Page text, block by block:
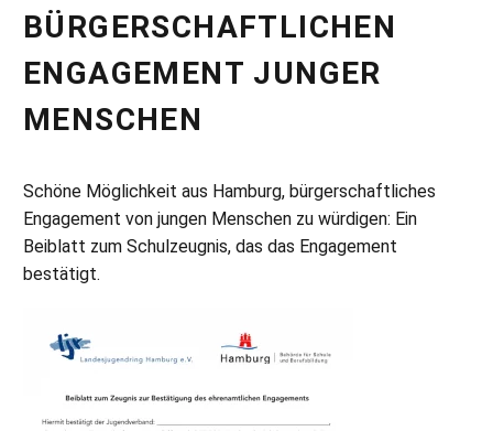
BÜRGERSCHAFTLICHEN
ENGAGEMENT JUNGER
MENSCHEN
Schöne Möglichkeit aus Hamburg, bürgerschaftliches
Engagement von jungen Menschen zu würdigen: Ein
Beiblatt zum Schulzeugnis, das das Engagement
bestätigt.